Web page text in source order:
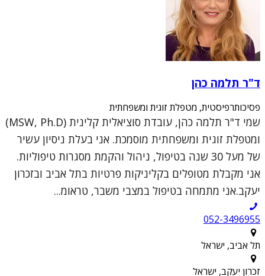
ד"ר תלמה כהן
פסיכותרפיסטית, מטפלת זוגית ומשפחתית
שמי ד"ר תלמה כהן, עובדת סוציאלית קלינית (MSW, Ph.D)
ומטפלת זוגית ומשפחתית מוסמכת. אני בעלת ניסיון עשיר
של מעל 30 שנה בטיפול, ניהול והקמת מסגרות טיפוליות.
אני מקבלת מטופלים בקליניקות פרטיות בתל אביב ובזכרון
יעקב.אני מתמחה בטיפול במצבי משבר, טראומ...
052-3496955
תל אביב, ישראל
זכרון יעקב, ישראל